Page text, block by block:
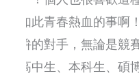
如此青春熱血的事啊
拚的對手，無論是競
高中生、本科生、碩